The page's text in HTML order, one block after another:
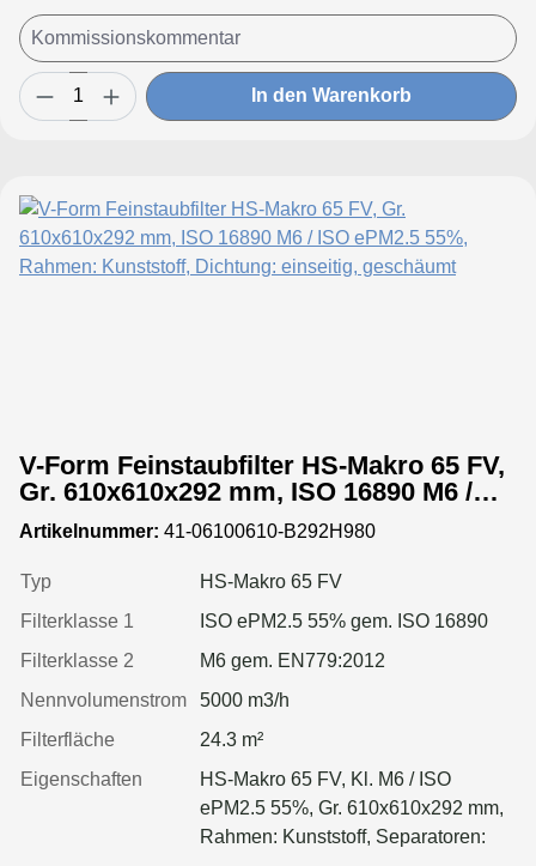
In den Warenkorb
V-Form Feinstaubfilter HS-Makro 65 FV,
Gr. 610x610x292 mm, ISO 16890 M6 /
ISO ePM2.5 55%, Rahmen: Kunststoff,
Dichtung: einseitig, geschäumt
Artikelnummer: 41-06100610-B292H980
Typ
HS-Makro 65 FV
Filterklasse 1
ISO ePM2.5 55% gem. ISO 16890
Filterklasse 2
M6 gem. EN779:2012
Nennvolumenstrom
5000 m3/h
Filterfläche
24.3 m²
Eigenschaften
HS-Makro 65 FV, Kl. M6 / ISO
ePM2.5 55%, Gr. 610x610x292 mm,
Rahmen: Kunststoff, Separatoren: